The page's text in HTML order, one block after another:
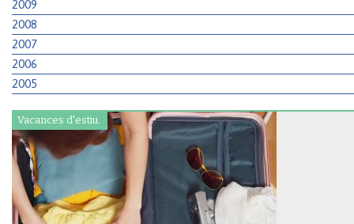
2009
2008
2007
2006
2005
Vacances d'estiu.